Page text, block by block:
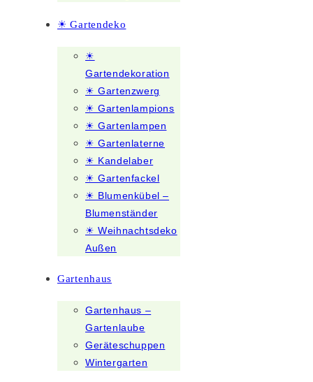
☀ Gartendeko
☀
Gartendekoration
☀ Gartenzwerg
☀ Gartenlampions
☀ Gartenlampen
☀ Gartenlaterne
☀ Kandelaber
☀ Gartenfackel
☀ Blumenkübel –
Blumenständer
☀ Weihnachtsdeko
Außen
Gartenhaus
Gartenhaus –
Gartenlaube
Geräteschuppen
Wintergarten